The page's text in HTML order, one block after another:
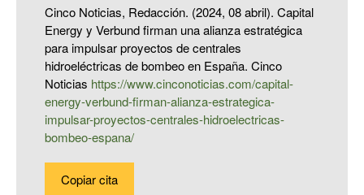
Cinco Noticias, Redacción. (2024, 08 abril). Capital
Energy y Verbund firman una alianza estratégica
para impulsar proyectos de centrales
hidroeléctricas de bombeo en España. Cinco
Noticias https://www.cinconoticias.com/capital-
energy-verbund-firman-alianza-estrategica-
impulsar-proyectos-centrales-hidroelectricas-
bombeo-espana/
Copiar cita